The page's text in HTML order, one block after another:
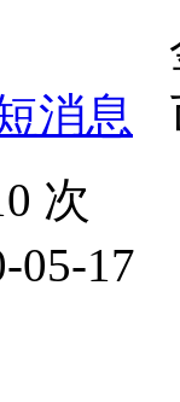
消息
次
05-17